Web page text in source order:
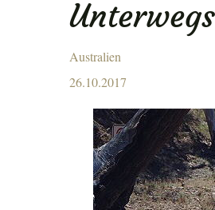
Australien
Posted
26.10.2017